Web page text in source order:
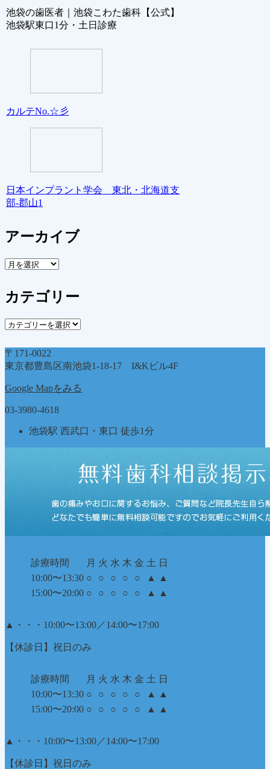
池袋の歯医者｜池袋こわた歯科【公式】
池袋駅東口1分・土日診療
カルテNo.☆彡
日本インプラント学会 東北・北海道支
部‐郡山1
アーカイブ
ア
カ
イ
カテゴリー
カ
ゴ
リ
〒171-0022
東京都豊島区南池袋1-18-17 I&Kビル4F
Google Mapをみる
03-3980-4618
池袋駅 西武口・東口 徒歩1分
診療時間 月 火 水 木 金 土 日
10:00〜13:30 ○ ○ ○ ○ ○ ▲
▲
15:00〜20:00 ○ ○ ○ ○ ○ ▲ ▲
▲ ・・・10:00〜13:00／14:00〜17:00
【休診日】祝日のみ
診療時間 月 火 水 木 金 土 日
10:00〜13:30 ○ ○ ○ ○ ○ ▲
▲
15:00〜20:00 ○ ○ ○ ○ ○ ▲ ▲
▲ ・・・10:00〜13:00／14:00〜17:00
【休診日】祝日のみ